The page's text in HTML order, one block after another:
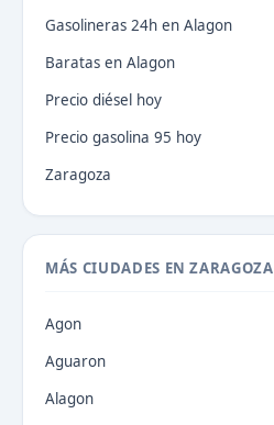
Gasolineras 24h en Alagon
Baratas en Alagon
Precio diésel hoy
Precio gasolina 95 hoy
Zaragoza
MÁS CIUDADES EN ZARAGOZA
Agon
Aguaron
Alagon